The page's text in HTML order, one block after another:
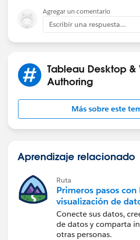
Regards,
Diego Martinez
Agregar un comentario
Escribir una respuesta...
Tableau Desktop &
Authoring
Más sobre este
Aprendizaje relacionado
Ruta
Primeros pasos con
visualización de
Tableau Desktop
Conecte sus datos,
de datos y comparta
otras personas.